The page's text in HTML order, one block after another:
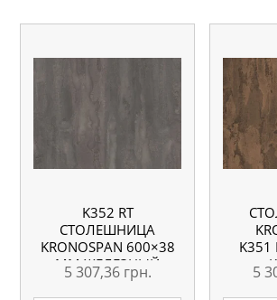
K352 RT
СТОЛЕШНИЦА
KRONOSPAN 600×38
ММ ЖЕЛЕЗНЫЙ
КАМЕНЬ
5 307,36 грн. 5